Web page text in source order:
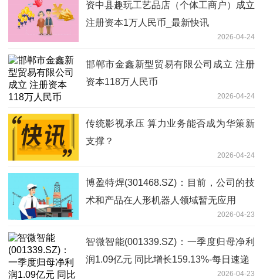
资中县趣玩工艺品店（个体工商户）成立
注册资本1万人民币_最新快讯
2026-04-24
邯郸市金鑫新型贸易有限公司成立 注册
资本118万人民币
2026-04-24
传统影视承压 算力业务能否成为华策新
支撑？
2026-04-24
博盈特焊(301468.SZ)：目前，公司的技
术和产品在人形机器人领域暂无应用
2026-04-23
智微智能(001339.SZ)：一季度归母净利
润1.09亿元 同比增长159.13%-每日速递
2026-04-23